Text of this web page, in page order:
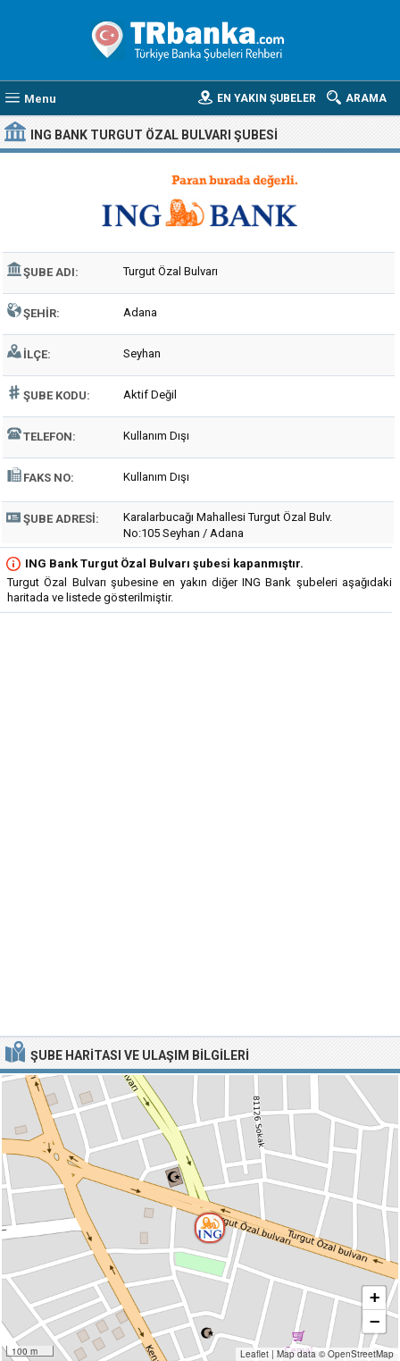
Menu ARAMA
EN YAKIN ŞUBELER
ING BANK TURGUT ÖZAL BULVARI ŞUBESI
ŞUBE ADI: Turgut Özal Bulvarı
ŞEHIR: Adana
İLÇE: Seyhan
ŞUBE KODU: Aktif Değil
TELEFON: Kullanım Dışı
FAKS NO: Kullanım Dışı
ŞUBE ADRESI:
Karalarbucağı Mahallesi Turgut Özal Bulv.
No:105 Seyhan / Adana
ING Bank Turgut Özal Bulvarı şubesi kapanmıştır.
Turgut Özal Bulvarı şubesine en yakın diğer ING Bank şubeleri aşağıdaki
haritada ve listede gösterilmiştir.
ŞUBE HARITASI VE ULAŞIM BILGILERI
100 m
+
−
Leaflet | Map data ©OpenStreetMap